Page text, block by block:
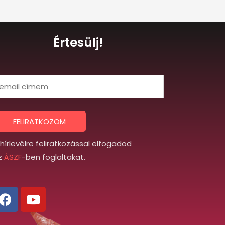
Értesülj!
FELIRATKOZOM
feliratkozással elfogadod
ÁSZF-ben foglaltakat.